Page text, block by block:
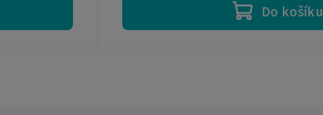
Do košíku